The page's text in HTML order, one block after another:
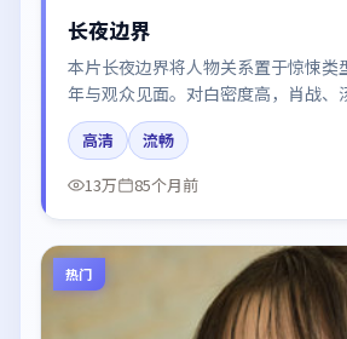
长夜边界
本片长夜边界将人物关系置于惊悚类
年与观众见面。对白密度高，肖战、
和伟、朱一龙的台词节奏值得关注；
市与冷色调摄影。
高清
流畅
13万
85个月前
热门